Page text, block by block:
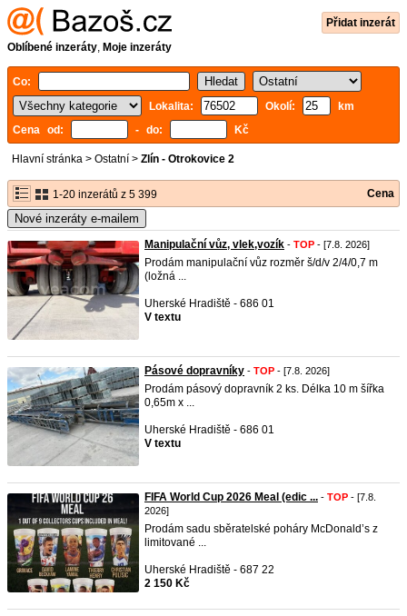
Přidat inzerát
Oblíbené inzeráty, Moje inzeráty
Co:
Lokalita:
Okolí:
km
Cena od:
- do: Kč
Hlavní stránka > Ostatní > Zlín - Otrokovice 2
1-20 inzerátů z 5 399 Cena
Nové inzeráty e-mailem
Manipulační vůz, vlek,vozík - TOP - [7.8. 2026]
Prodám manipulační vůz rozměr š/d/v 2/4/0,7 m
(ložná ...
Uherské Hradiště - 686 01
V textu
Pásové dopravníky - TOP - [7.8. 2026]
Prodám pásový dopravník 2 ks. Délka 10 m šířka
0,65m x ...
Uherské Hradiště - 686 01
V textu
FIFA World Cup 2026 Meal (edic ... - TOP - [7.8.
2026]
Prodám sadu sběratelské poháry McDonald’s z
limitované ...
Uherské Hradiště - 687 22
2 150 Kč